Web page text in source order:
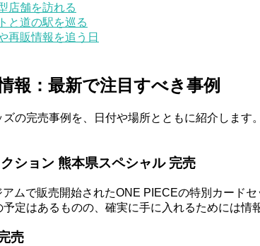
店舗を訪れる
と道の駅を巡る
再販情報を追う日
報：最新で注目すべき事例
の完売事例を、日付や場所とともに紹介しま
ション 熊本県スペシャル 完売
ムで販売開始されたONE PIECEの特別カード
定はあるものの、確実に手に入れるためには情
売